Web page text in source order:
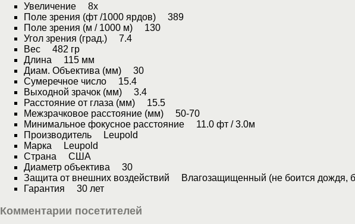
Увеличение 8х
Поле зрения (фт /1000 ярдов) 389
Поле зрения (м / 1000 м) 130
Угол зрения (град.) 7.4
Вес 482 гр
Длина 115 мм
Диам. Объектива (мм) 30
Сумеречное число 15.4
Выходной зрачок (мм) 3.4
Расстояние от глаза (мм) 15.5
Межзрачковое расстояние (мм) 50-70
Минимальное фокусное расстояние 11.0 фт / 3.0м
Производитель Leupold
Марка Leupold
Страна США
Диаметр объектива 30
Защита от внешних воздействий Влагозащищенный (не боится дождя,
Гарантия 30 лет
Комментарии посетителей